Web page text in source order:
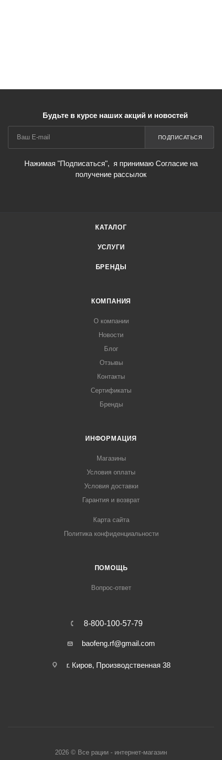
Будьте в курсе наших акций и новостей
ПОДПИСАТЬСЯ
Нажимая "Подписаться", я принимаю Согласие на
получение рассылок
КАТАЛОГ
УСЛУГИ
БРЕНДЫ
КОМПАНИЯ
О компании
Новости
Блог
Отзывы
Контакты
Сертификаты
Бренды
ИНФОРМАЦИЯ
Магазины
Условия оплаты
Условия доставки
Гарантия и возврат
Карта сайта
Политика конфиденциальности
ПОМОЩЬ
Вопрос-ответ
8-800-100-57-79
baofeng.rf@gmail.com
г. Киров, Производственная 38
2026 © Все рации - интернет-магазин